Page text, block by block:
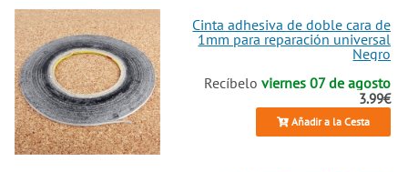
Cinta adhesiva de doble cara de
1mm para reparación universal
Negro
Recíbeloviernes 07 de agosto
3.99€
Añadir a la Cesta